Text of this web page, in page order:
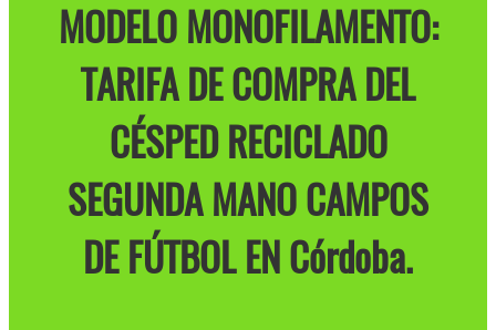
MODELO MONOFILAMENTO:
TARIFA DE COMPRA DEL
CÉSPED RECICLADO
SEGUNDA MANO CAMPOS
DE FÚTBOL EN Córdoba.